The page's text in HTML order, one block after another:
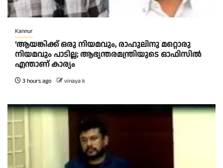
Kannur
‘ആയങ്കിക്ക് ഒരു നിയമവും, രാഹുലിനു മറ്റൊരു
നിയമവും പാടില്ല; ആഭ്യന്തരമന്ത്രിയുടെ ഓഫിസിൽ
എന്താണ് കാര്യം
3 hours ago vinaya k